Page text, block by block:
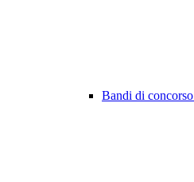
Bandi di concorso